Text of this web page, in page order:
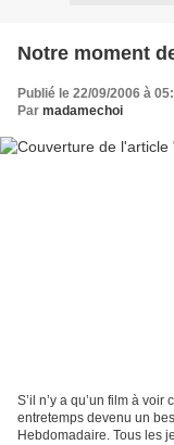
Notre moment
Publié le 22/09/2006 à
Par madamechoi
S’il n’y a qu’un film à
entretemps devenu un
Hebdomadaire. Tous les